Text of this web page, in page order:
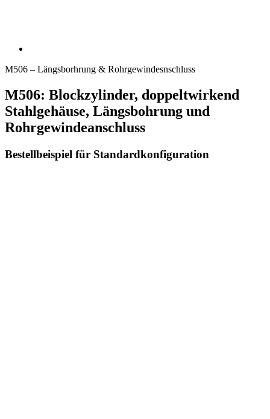
M506 – Längsborhrung & Rohrgewindesnschluss
M506: Blockzylinder, doppeltwirkend
Stahlgehäuse, Längsbohrung und
Rohrgewindeanschluss
Bestellbeispiel für Standardkonfiguration